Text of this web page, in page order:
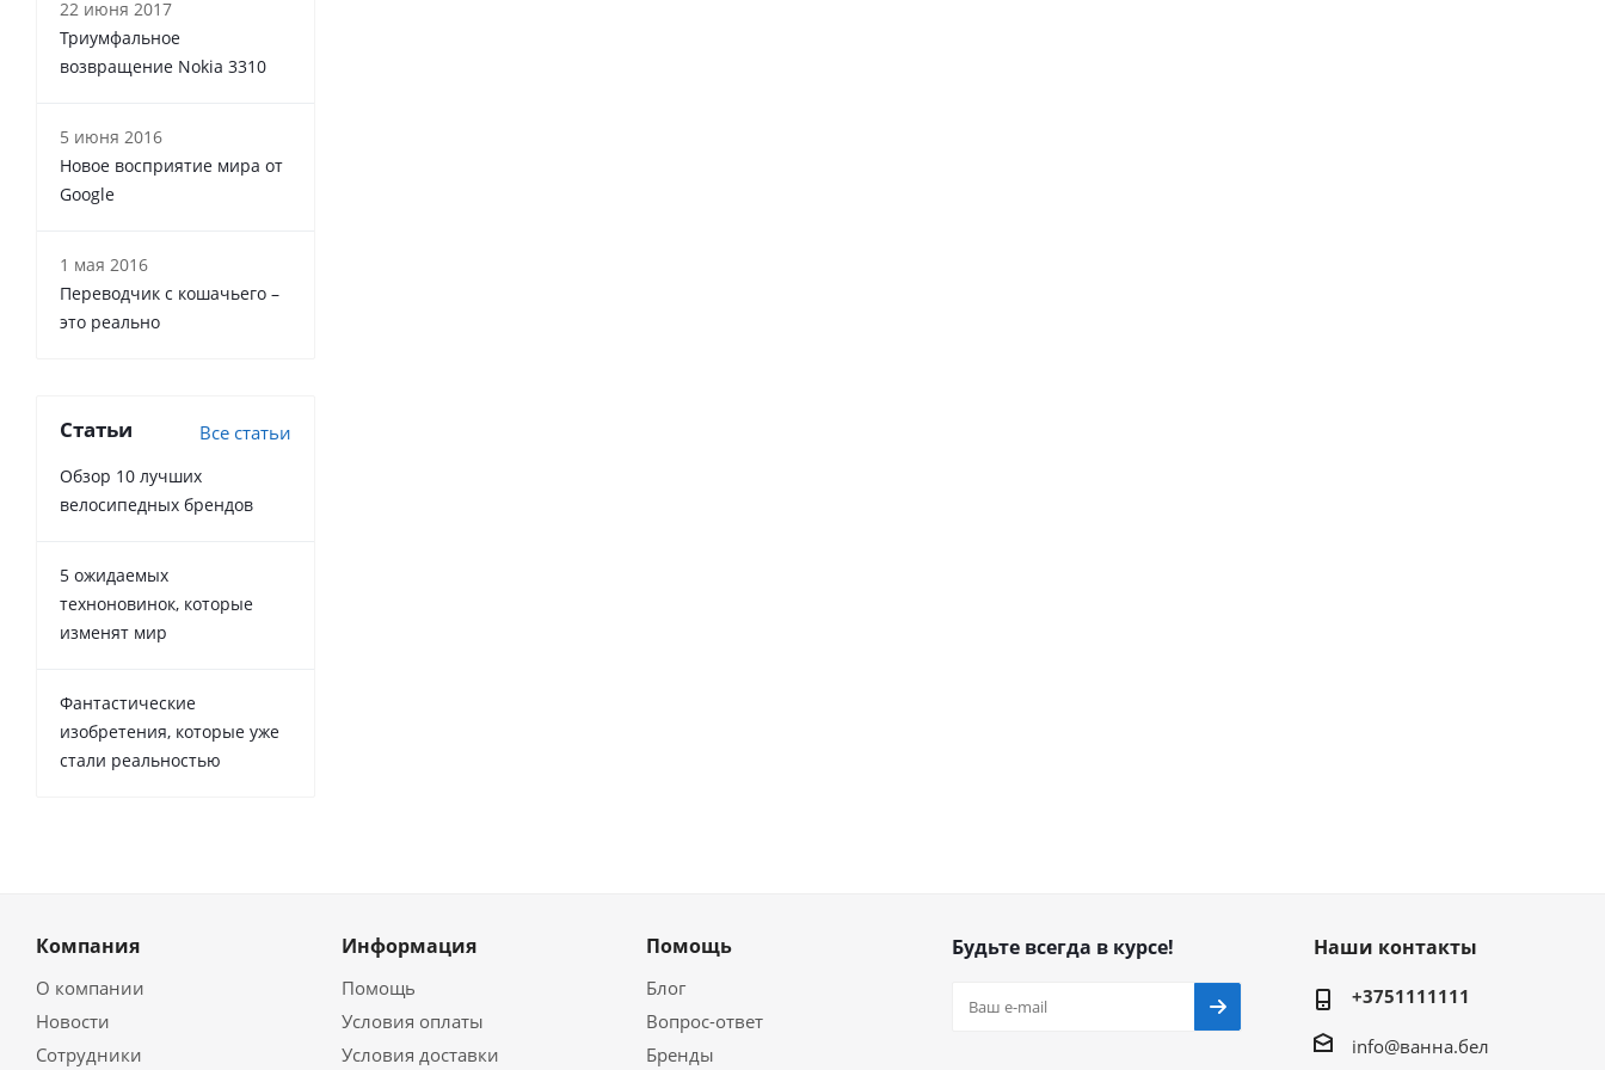
22 июня 2017
Триумфальное
возвращение Nokia 3310
5 июня 2016
Новое восприятие мира от
Google
1 мая 2016
Переводчик с кошачьего –
это реально
Статьи Все статьи
Обзор 10 лучших
велосипедных брендов
5 ожидаемых
техноновинок, которые
изменят мир
Фантастические
изобретения, которые уже
стали реальностью
Компания
О компании
Новости
Сотрудники
Информация
Помощь
Условия оплаты
Условия доставки
Помощь
Блог
Вопрос-ответ
Бренды
Будьте всегда в курсе! Наши контакты
+3751111111
info@ванна.бел